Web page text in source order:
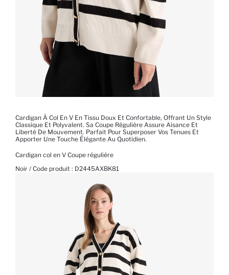
Cardigan À Col En V En Tissu Doux Et Confortable, Offrant Un Style
Classique Et Polyvalent. Sa Coupe Régulière Assure Aisance Et
Liberté De Mouvement. Parfait Pour Superposer Vos Tenues Et
Apporter Une Touche Élégante Au Quotidien.
Cardigan col en V Coupe régulière
Noir / Code produit : D2445AXBK81